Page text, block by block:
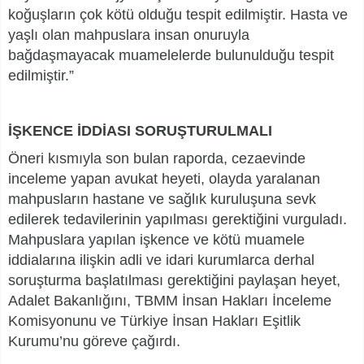
koğuşların çok kötü olduğu tespit edilmiştir. Hasta ve
yaşlı olan mahpuslara insan onuruyla
bağdaşmayacak muamelelerde bulunulduğu tespit
edilmiştir.”
İŞKENCE İDDİASI SORUŞTURULMALI
Öneri kısmıyla son bulan raporda, cezaevinde
inceleme yapan avukat heyeti, olayda yaralanan
mahpusların hastane ve sağlık kuruluşuna sevk
edilerek tedavilerinin yapılması gerektiğini vurguladı.
Mahpuslara yapılan işkence ve kötü muamele
iddialarına ilişkin adli ve idari kurumlarca derhal
soruşturma başlatılması gerektiğini paylaşan heyet,
Adalet Bakanlığını, TBMM İnsan Hakları İnceleme
Komisyonunu ve Türkiye İnsan Hakları Eşitlik
Kurumu’nu göreve çağırdı.